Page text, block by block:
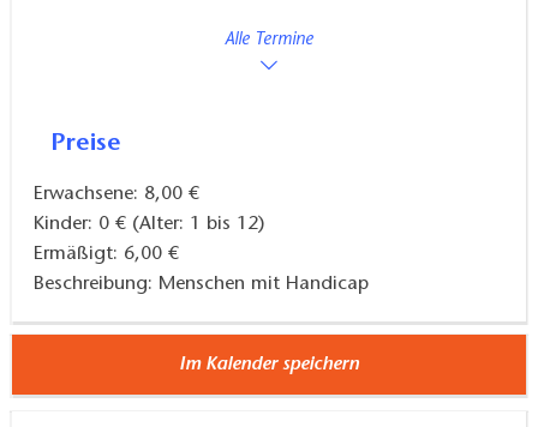
Alle Termine
Preise
Erwachsene: 8,00 €
Kinder: 0 € (Alter: 1 bis 12)
Ermäßigt: 6,00 €
Beschreibung: Menschen mit Handicap
Im Kalender speichern